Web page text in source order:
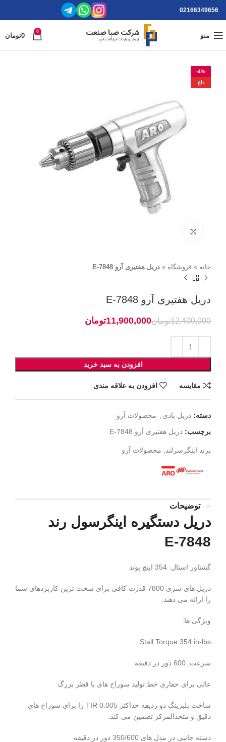
02166349656
منو
0
0تومان
-4%
داغ
خانه » فروشگاه » دریل هفتیری آرو 7848-E
دریل هفتیری آرو 7848-E
12,400,000تومان11,900,000تومان
افزودن به سبد خرید
مقايسه افزودن به علاقه مندی
دسته: دریل بادی
محصولات آرو
برچسب: دریل هفتیری آرو 7848-E
برند اینگرسرلند محصولات آرو
توضیحات
دریل دستگیره اینگرسول رند
7848-E
گشتاور استال: 354 اینچ پوند
دریل های سری 7800 قدرت کافی برای سخت ترین کاربردهای شما
را ارائه می دهند.
ویژگی ها:
Stall Torque 354 in-lbs.
سرعت: 600 دور در دقیقه
عالی برای حفاری خط تولید سوراخ های با قطر بزرگ
ساخت بلبرینگ دو ردیفه حداکثر TIR 0.005 را برای سوراخ های
دقیق و متحدالمرکز تضمین می کند.
دسته جانبی در مدل های 350/600 دور در دقیقه